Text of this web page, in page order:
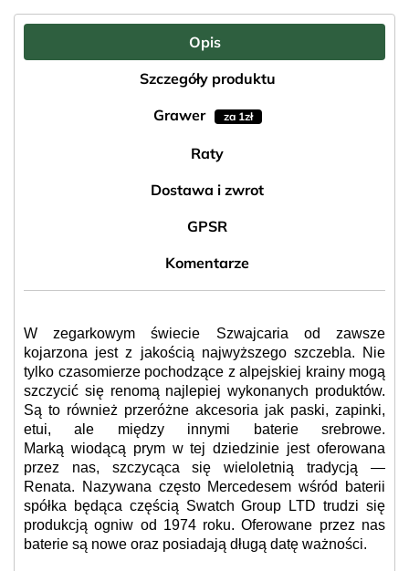
Opis
Szczegóły produktu
Grawer
za 1zł
Raty
Dostawa i zwrot
GPSR
Komentarze
W zegarkowym świecie Szwajcaria od zawsze
kojarzona jest z jakością najwyższego szczebla. Nie
tylko czasomierze pochodzące z alpejskiej krainy mogą
szczycić się renomą najlepiej wykonanych produktów.
Są to również przeróżne akcesoria jak paski, zapinki,
etui, ale między innymi baterie srebrowe.
Marką wiodącą prym w tej dziedzinie jest oferowana
przez nas, szczycąca się wieloletnią tradycją —
Renata. Nazywana często Mercedesem wśród baterii
spółka będąca częścią Swatch Group LTD trudzi się
produkcją ogniw od 1974 roku. Oferowane przez nas
baterie są nowe oraz posiadają długą datę ważności.